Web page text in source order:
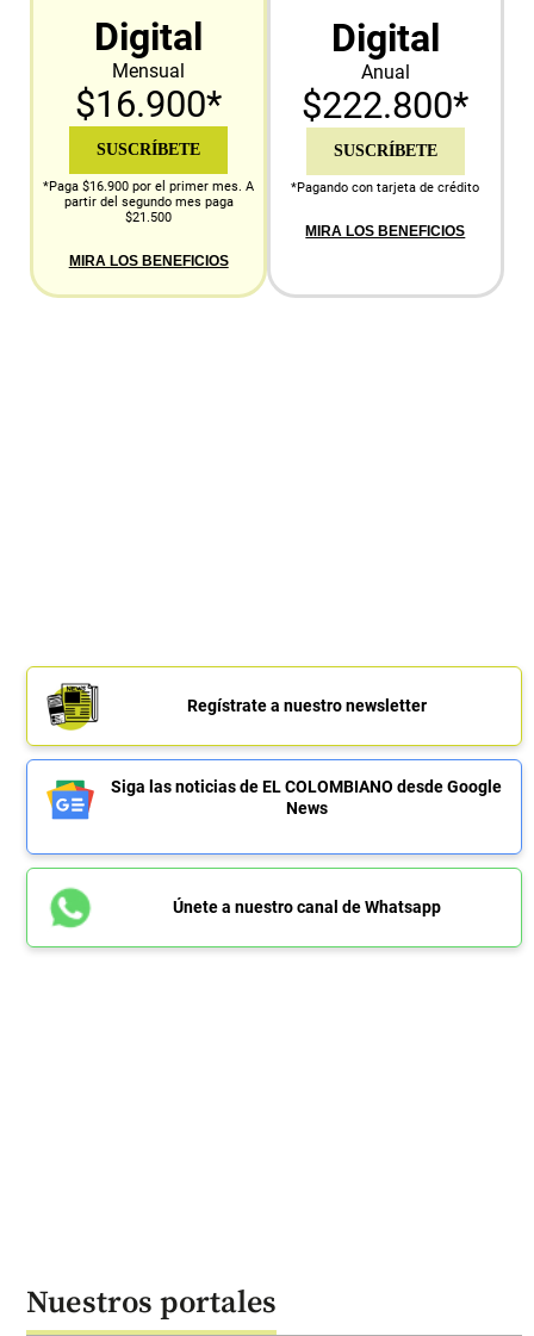
Digital
Mensual
$16.900*
SUSCRÍBETE
*Paga $16.900 por el primer mes. A
partir del segundo mes paga
$21.500
MIRA LOS BENEFICIOS
Digital
Anual
$222.800*
SUSCRÍBETE
*Pagando con tarjeta de crédito
MIRA LOS BENEFICIOS
Regístrate a nuestro newsletter
Siga las noticias de EL COLOMBIANO desde Google
News
Únete a nuestro canal de Whatsapp
Nuestros portales